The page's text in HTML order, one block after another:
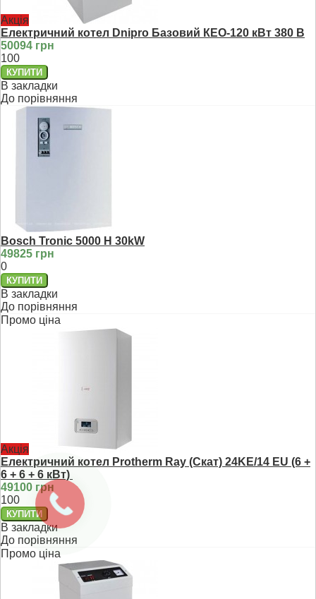
Акція
Електричний котел Dnipro Базовий КЕО-120 кВт 380 В
50094 грн
100
В закладки
До порівняння
Bosch Tronic 5000 H 30kW
49825 грн
0
В закладки
До порівняння
Промо ціна
Акція
Електричний котел Protherm Ray (Скат) 24KE/14 ЕU (6 +
6 + 6 + 6 кВт)
49100 грн
100
В закладки
До порівняння
Промо ціна